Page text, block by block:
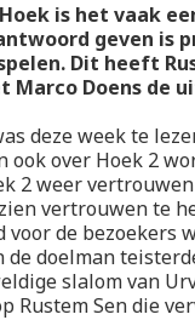
is het vaak
geven is
Dit heeft
Marco Doens de
deze week te
over Hoek 2
2 weer
vertrouwen te
de bezoekers
doelman
slalom van
Rustem Sen die